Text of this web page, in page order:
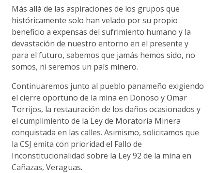
Más allá de las aspiraciones de los grupos que
históricamente solo han velado por su propio
beneficio a expensas del sufrimiento humano y la
devastación de nuestro entorno en el presente y
para el futuro, sabemos que jamás hemos sido, no
somos, ni seremos un país minero.
Continuaremos junto al pueblo panameño exigiendo
el cierre oportuno de la mina en Donoso y Omar
Torrijos, la restauración de los daños ocasionados y
el cumplimiento de la Ley de Moratoria Minera
conquistada en las calles. Asimismo, solicitamos que
la CSJ emita con prioridad el Fallo de
Inconstitucionalidad sobre la Ley 92 de la mina en
Cañazas, Veraguas.